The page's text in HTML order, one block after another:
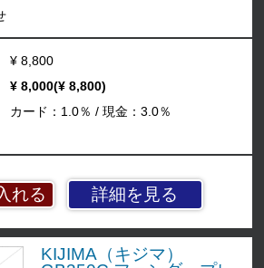
詳細を見る
¥ 8,800
¥ 8,000(¥ 8,800)
カード：1.0％ / 現金：3.0％
KIJIMA（キジマ）